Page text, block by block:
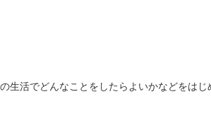
活でどんなことをしたらよいかなどをは